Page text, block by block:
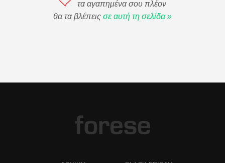
τα αγαπημένα σου πλέον
θα τα βλέπεις σε αυτή τη σελίδα »